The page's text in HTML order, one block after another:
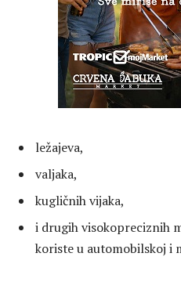
ležajeva,
valjaka,
kugličnih vijaka,
i drugih visokopreciznih
koriste u automobilskoj i